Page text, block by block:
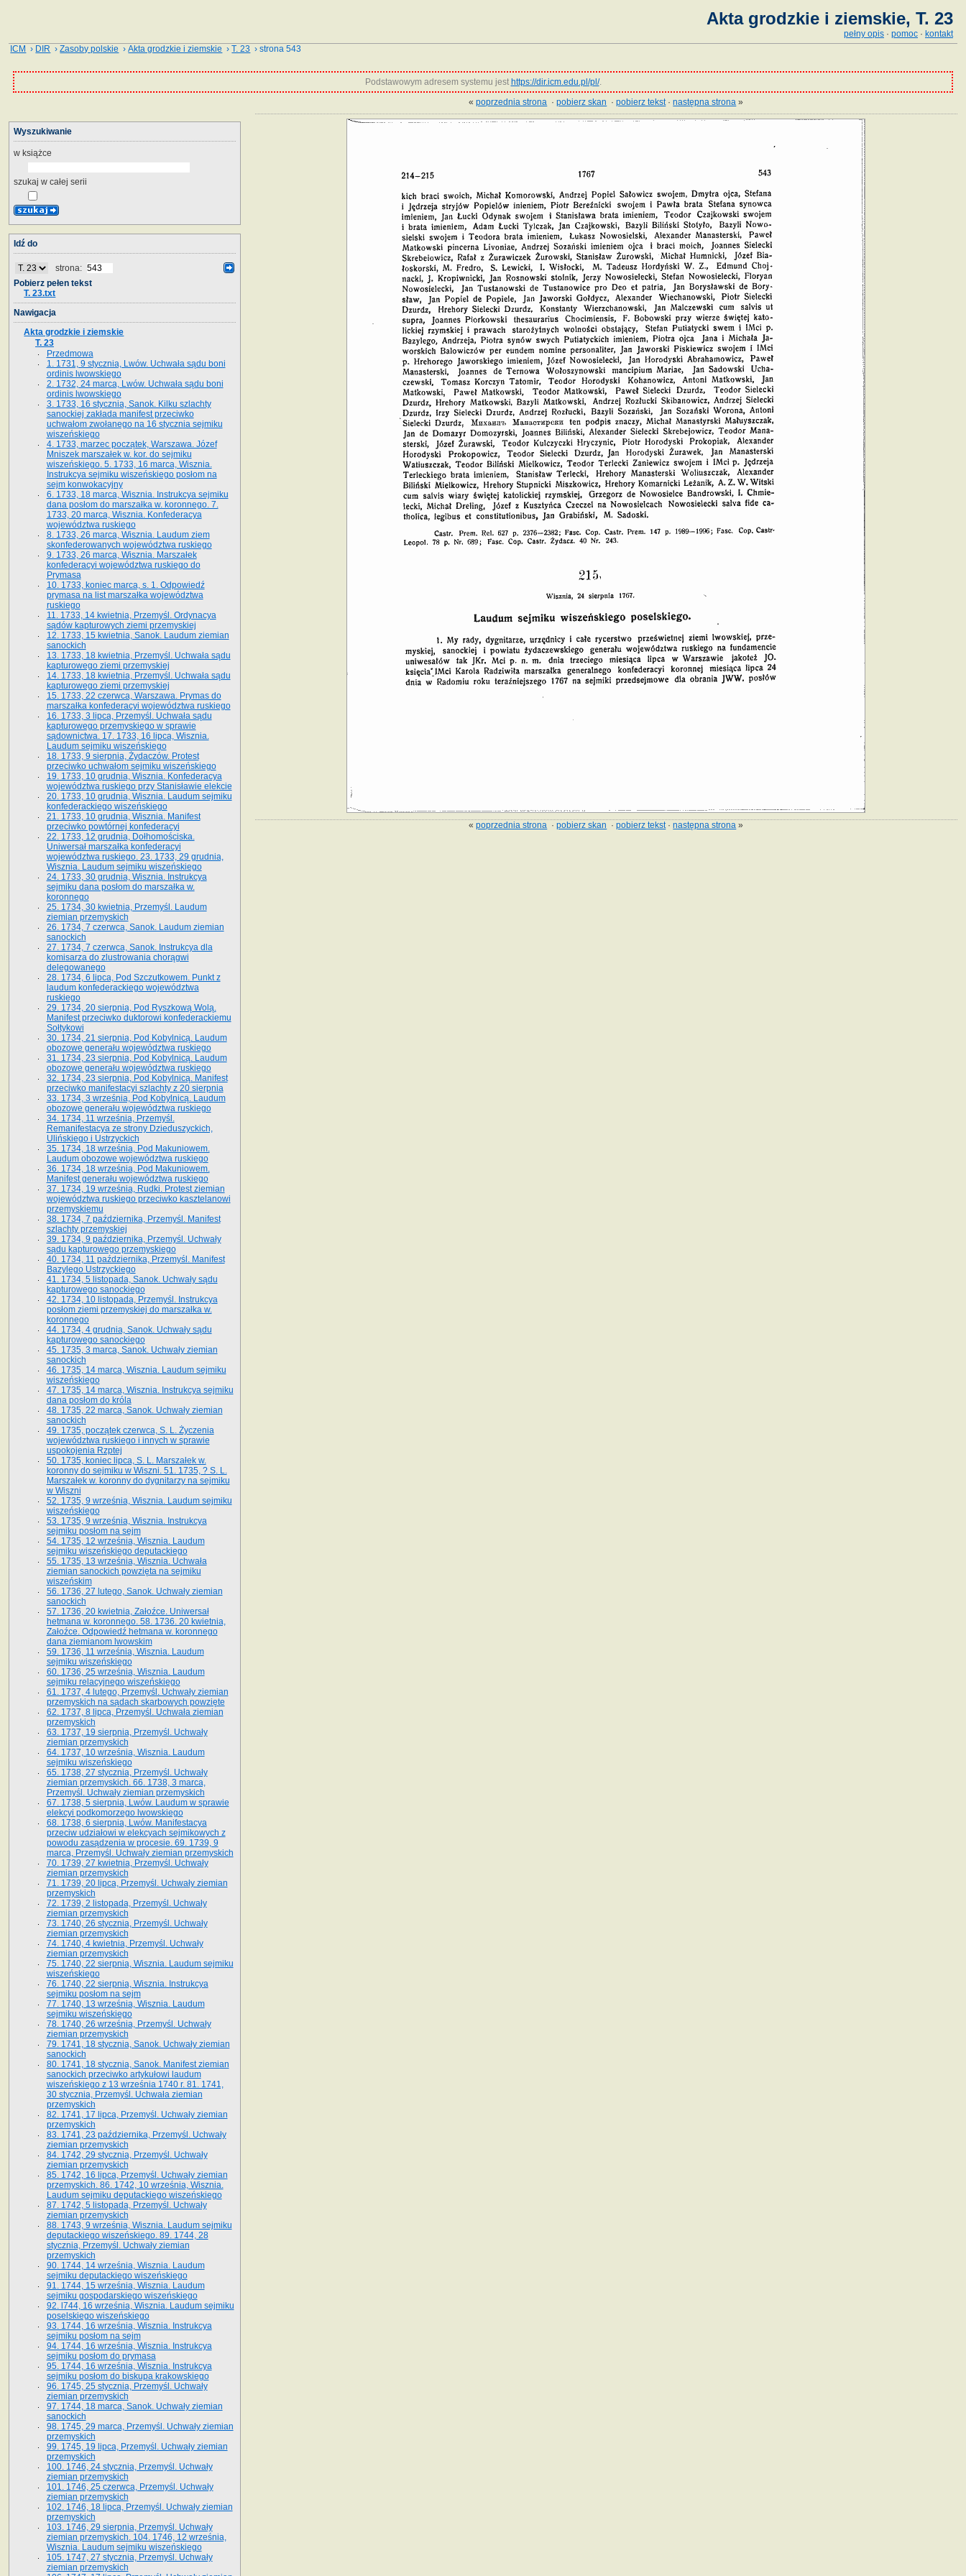
Akta grodzkie i ziemskie, T. 23
pełny opis · pomoc · kontakt
ICM › DIR ›Zasoby polskie ›Akta grodzkie i ziemskie ›T. 23 › strona 543
Podstawowym adresem systemu jest https://dir.icm.edu.pl/pl/.
«poprzednia strona ·pobierz skan ·pobierz tekst·następna strona »
«poprzednia strona ·pobierz skan ·pobierz tekst·następna strona »
Wyszukiwanie
w książce
szukaj w całej serii
Idź do
strona:
Pobierz pełen tekst
T. 23.txt
Nawigacja
Akta grodzkie i ziemskie
T. 23
Przedmowa
1. 1731, 9 stycznia, Lwów. Uchwała sądu boni
ordinis lwowskiego
2. 1732, 24 marca, Lwów. Uchwała sądu boni
ordinis lwowskiego
3. 1733, 16 stycznia, Sanok. Kilku szlachty
sanockiej zakłada manifest przeciwko
uchwałom zwołanego na 16 stycz­nia sejmiku
wiszeńskiego
4. 1733, marzec początek, Warszawa. Józef
Mniszek marszałek w. kor. do sejmiku
wiszeńskiego. 5. 1733, 16 marca, Wisznia.
Instrukcya sejmiku wiszeńskiego posłom na
sejm konwokacyjny
6. 1733, 18 marca, Wisznia. Instrukcya sejmiku
dana posłom do marszałka w. koronnego. 7.
1733, 20 marca, Wisznia. Konfederacya
województwa ruskiego
8. 1733, 26 marca, Wisznia. Laudum ziem
skonfederowanych województwa ruskiego
9. 1733, 26 marca, Wisznia. Marszałek
konfederacyi województwa ruskiego do
Prymasa
10. 1733, koniec marca, s. 1. Odpowiedź
prymasa na list marszałka województwa
ruskiego
11. 1733, 14 kwietnia, Przemyśl. Ordynacya
sądów kapturowych ziemi przemyskiej
12. 1733, 15 kwietnia, Sanok. Laudum ziemian
sanockich
13. 1733, 18 kwietnia, Przemyśl. Uchwała sądu
kapturowego ziemi przemyskiej
14. 1733, 18 kwietnia, Przemyśl. Uchwała sądu
kapturowego ziemi przemyskiej
15. 1733, 22 czerwca, Warszawa. Prymas do
marszałka konfederacyi województwa ruskiego
16. 1733, 3 lipca, Przemyśl. Uchwała sądu
kapturowego przemyskiego w sprawie
sądownictwa. 17. 1733, 16 lipca, Wisznia.
Laudum sejmiku wiszeńskiego
18. 1733, 9 sierpnia, Żydaczów. Protest
przeciwko uchwałom sejmiku wiszeńskiego
19. 1733, 10 grudnia, Wisznia. Konfederacya
województwa ruskiego przy Stanisławie elekcie
20. 1733, 10 grudnia, Wisznia. Laudum sejmiku
konfederackiego wiszeńskiego
21. 1733, 10 grudnia, Wisznia. Manifest
przeciwko powtórnej konfederacyi
22. 1733, 12 grudnia, Dołhomościska.
Uniwersał marszałka konfederacyi
województwa ruskiego. 23. 1733, 29 grudnia,
Wisznia. Laudum sejmiku wiszeńskiego
24. 1733, 30 grudnia, Wisznia. Instrukcya
sejmiku dana posłom do marszałka w.
koronnego
25. 1734, 30 kwietnia, Przemyśl. Laudum
ziemian przemyskich
26. 1734, 7 czerwca, Sanok. Laudum ziemian
sanockich
27. 1734, 7 czerwca, Sanok. Instrukcya dla
komisarza do zlustrowania chorągwi
delegowanego
28. 1734, 6 lipca, Pod Szczutkowem. Punkt z
laudum konfederackiego województwa
ruskiego
29. 1734, 20 sierpnia, Pod Ryszkową Wolą.
Manifest przeciwko duktorowi konfederackiemu
Sołtykowi
30. 1734, 21 sierpnia, Pod Kobylnicą. Laudum
obozowe generału województwa ruskiego
31. 1734, 23 sierpnia, Pod Kobylnicą. Laudum
obozowe generału województwa ruskiego
32. 1734, 23 sierpnia, Pod Kobylnicą. Manifest
przeciwko manifestacyi szlachty z 20 sierpnia
33. 1734, 3 września, Pod Kobylnicą. Laudum
obozowe generału województwa ruskiego
34. 1734, 11 września, Przemyśl.
Remanifestacya ze strony Dzieduszyckich,
Ulińskiego i Ustrzyckich
35. 1734, 18 września, Pod Makuniowem.
Laudum obozowe województwa ruskiego
36. 1734, 18 września, Pod Makuniowem.
Manifest generału województwa ruskiego
37. 1734, 19 września, Rudki. Protest ziemian
województwa ruskiego przeciwko kasztelanowi
przemyskiemu
38. 1734, 7 października, Przemyśl. Manifest
szlachty przemyskiej
39. 1734, 9 października, Przemyśl. Uchwały
sądu kapturowego przemyskiego
40. 1734, 11 października, Przemyśl. Manifest
Bazylego Ustrzyckiego
41. 1734, 5 listopada, Sanok. Uchwały sądu
kapturowego sanockiego
42. 1734, 10 listopada, Przemyśl. Instrukcya
posłom ziemi przemyskiej do marszałka w.
koronnego
44. 1734, 4 grudnia, Sanok. Uchwały sądu
kapturowego sanockiego
45. 1735, 3 marca, Sanok. Uchwały ziemian
sanockich
46. 1735, 14 marca, Wisznia. Laudum sejmiku
wiszeńskiego
47. 1735, 14 marca, Wisznia. Instrukcya sejmiku
dana posłom do króla
48. 1735, 22 marca, Sanok. Uchwały ziemian
sanockich
49. 1735, początek czerwca, S. L. Życzenia
województwa ruskiego i innych w sprawie
uspokojenia Rzptej
50. 1735, koniec lipca, S. L. Marszałek w.
koronny do sejmiku w Wiszni. 51. 1735, ? S. L.
Marszałek w. koronny do dygnitarzy na sejmiku
w Wiszni
52. 1735, 9 września, Wisznia. Laudum sejmiku
wiszeńskiego
53. 1735, 9 września, Wisznia. Instrukcya
sejmiku posłom na sejm
54. 1735, 12 września, Wisznia. Laudum
sejmiku wiszeńskiego deputackiego
55. 1735, 13 września, Wisznia. Uchwała
ziemian sanockich powzięta na sejmiku
wiszeńskim
56. 1736, 27 lutego, Sanok. Uchwały ziemian
sanockich
57. 1736, 20 kwietnia, Załoźce. Uniwersał
hetmana w. koronnego. 58. 1736. 20 kwietnia,
Załoźce. Odpowiedź hetmana w. koronnego
dana ziemianom lwowskim
59. 1736, 11 września, Wisznia. Laudum
sejmiku wiszeńskiego
60. 1736, 25 września, Wisznia. Laudum
sejmiku relacyjnego wiszeńskiego
61. 1737, 4 lutego, Przemyśl. Uchwały ziemian
przemyskich na sądach skarbowych powzięte
62. 1737, 8 lipca, Przemyśl. Uchwała ziemian
przemyskich
63. 1737, 19 sierpnia, Przemyśl. Uchwały
ziemian przemyskich
64. 1737, 10 września, Wisznia. Laudum
sejmiku wiszeńskiego
65. 1738, 27 stycznia, Przemyśl. Uchwały
ziemian przemyskich­­. 66. 1738, 3 marca,
Przemyśl. Uchwały ziemian przemyskich­
67. 1738, 5 sierpnia, Lwów. Laudum w sprawie
elekcyi podkomorzego lwowskiego
68. 1738, 6 sierpnia, Lwów. Manifestacya
przeciw udziałowi w elekcyach sejmikowych z
powodu zasądzenia w procesie. 69. 1739, 9
marca, Przemyśl. Uchwały ziemian przemyskich
70. 1739, 27 kwietnia, Przemyśl. Uchwały
ziemian przemyskich
71. 1739, 20 lipca, Przemyśl. Uchwały ziemian
przemyskich
72. 1739, 2 listopada, Przemyśl. Uchwały
ziemian przemyskich
73. 1740, 26 stycznia, Przemyśl. Uchwały
ziemian przemyskich
74. 1740, 4 kwietnia, Przemyśl. Uchwały
ziemian przemyskich
75. 1740, 22 sierpnia, Wisznia. Laudum sejmiku
wiszeńskiego
76. 1740, 22 sierpnia, Wisznia. Instrukcya
sejmiku posłom na sejm
77. 1740, 13 września, Wisznia. Laudum
sejmiku wiszeńskiego
78. 1740, 26 września, Przemyśl. Uchwały
ziemian przemyskich
79. 1741, 18 stycznia, Sanok. Uchwały ziemian
sanockich
80. 1741, 18 stycznia, Sanok. Manifest ziemian
sanockich przeciwko artykułowi laudum
wiszeńskiego z 13 wrze­śnia 1740 r. 81. 1741,
30 stycznia, Przemyśl. Uchwała ziemian
przemyskich
82. 1741, 17 lipca, Przemyśl. Uchwały ziemian
przemyskich
83. 1741, 23 października, Przemyśl. Uchwały
ziemian przemyskich
84. 1742, 29 stycznia, Przemyśl. Uchwały
ziemian przemyskich
85. 1742, 16 lipca, Przemyśl. Uchwały ziemian
przemyskich. 86. 1742, 10 września, Wisznia.
Laudum sejmiku deputackiego wiszeńskiego
87. 1742, 5 listopada, Przemyśl. Uchwały
ziemian przemyskich
88. 1743, 9 września, Wisznia. Laudum sejmiku
deputackiego wiszeńskiego. 89. 1744, 28
stycznia, Przemyśl. Uchwały ziemian
przemyskich
90. 1744, 14 września, Wisznia. Laudum
sejmiku deputackiego wiszeńskiego
91. 1744, 15 września, Wisznia. Laudum
sejmiku gospodarskiego wiszeńskiego
92. l744, 16 września, Wisznia. Laudum sejmiku
poselskiego wiszeńskiego
93. 1744, 16 września, Wisznia. Instrukcya
sejmiku posłom na sejm
94. 1744, 16 września, Wisznia. Instrukcya
sejmiku posłom do prymasa
95. 1744, 16 września, Wisznia. Instrukcya
sejmiku posłom do biskupa krakowskiego
96. 1745, 25 stycznia, Przemyśl. Uchwały
ziemian przemyskich
97. 1744, 18 marca, Sanok. Uchwały ziemian
sanockich
98. 1745, 29 marca, Przemyśl. Uchwały ziemian
przemyskich
99. 1745, 19 lipca, Przemyśl. Uchwały ziemian
przemyskich
100. 1746, 24 stycznia, Przemyśl. Uchwały
ziemian przemyskich
101. 1746, 25 czerwca, Przemyśl. Uchwały
ziemian przemyskich
102. 1746, 18 lipca, Przemyśl. Uchwały ziemian
przemyskich
103. 1746, 29 sierpnia, Przemyśl. Uchwały
ziemian przemyskich. 104. 1746, 12 września,
Wisznia. Laudum sejmiku wiszeńskiego
105. 1747, 27 stycznia, Przemyśl. Uchwały
ziemian przemyskich